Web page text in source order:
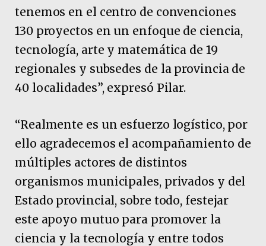
tenemos en el centro de convenciones
130 proyectos en un enfoque de ciencia,
tecnología, arte y matemática de 19
regionales y subsedes de la provincia de
40 localidades”, expresó Pilar.
“Realmente es un esfuerzo logístico, por
ello agradecemos el acompañamiento de
múltiples actores de distintos
organismos municipales, privados y del
Estado provincial, sobre todo, festejar
este apoyo mutuo para promover la
ciencia y la tecnología y entre todos